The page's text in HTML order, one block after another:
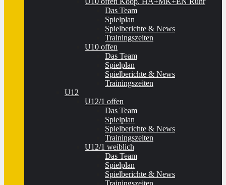
Das Team
Spielplan
Spielberichte & News
Trainingszeiten
U10 offen
Das Team
Spielplan
Spielberichte & News
Trainingszeiten
U12
U12/1 offen
Das Team
Spielplan
Spielberichte & News
Trainingszeiten
U12/1 weiblich
Das Team
Spielplan
Spielberichte & News
Trainingszeiten